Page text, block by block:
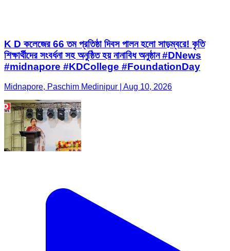
K D কলেজের 66 তম প্রতিষ্ঠা দিবস পালন হলো সাড়ম্বরে! কৃতি
শিক্ষার্থীদের সংবর্ধনা সহ অনুষ্ঠিত হয় নানাবিধ অনুষ্ঠান #DNews
#midnapore #KDCollege #FoundationDay
Midnapore, Paschim Medinipur | Aug 10, 2026